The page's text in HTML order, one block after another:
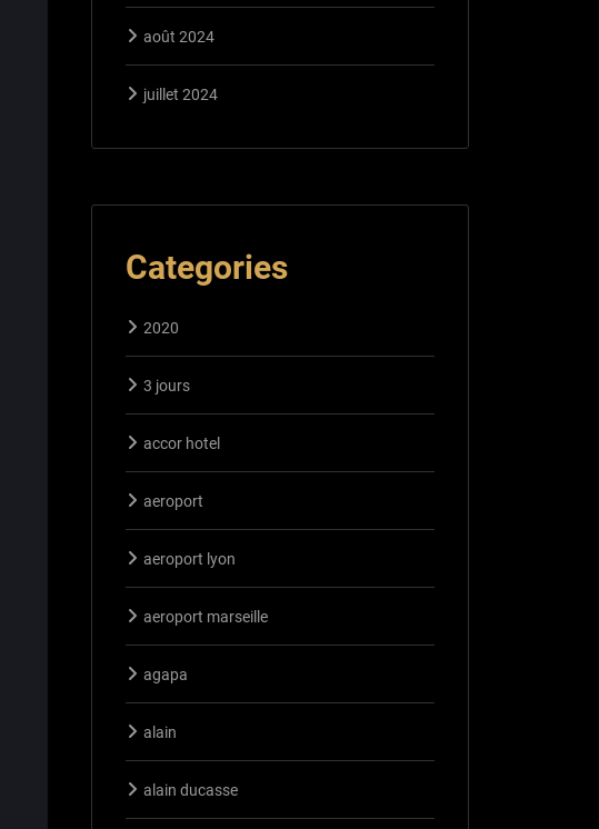
août 2024
juillet 2024
Categories
2020
3 jours
accor hotel
aeroport
aeroport lyon
aeroport marseille
agapa
alain
alain ducasse